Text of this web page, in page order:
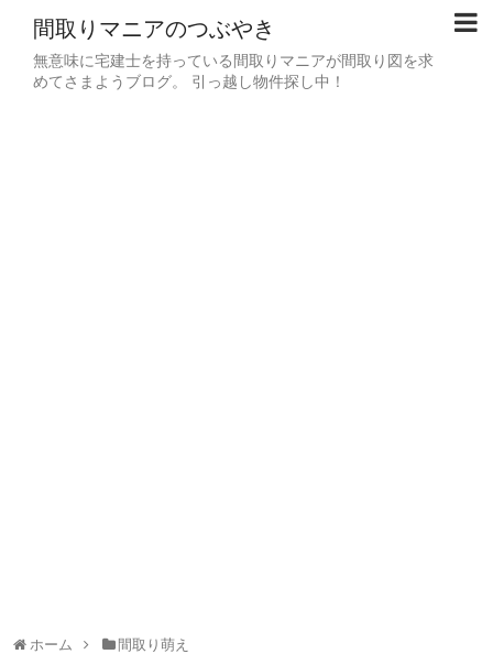
間取りマニアのつぶやき
無意味に宅建士を持っている間取りマニアが間取り図を求
めてさまようブログ。 引っ越し物件探し中！
ホーム 間取り萌え